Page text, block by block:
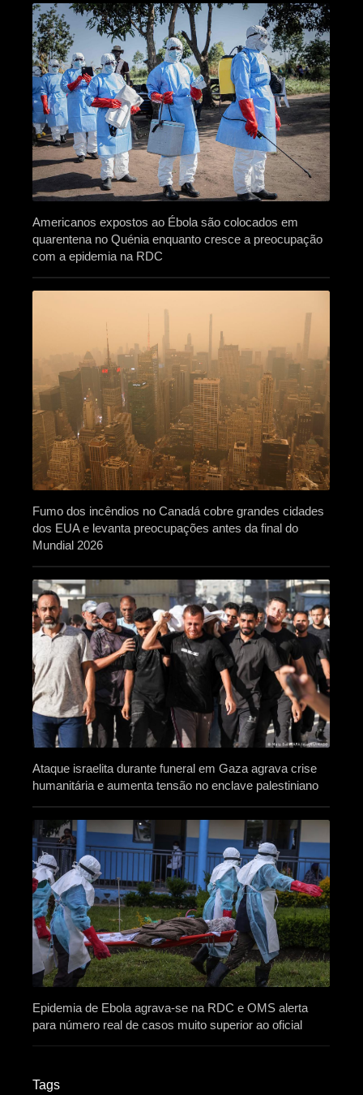
Americanos expostos ao Ébola são colocados em
quarentena no Quénia enquanto cresce a preocupação
com a epidemia na RDC
Fumo dos incêndios no Canadá cobre grandes cidades
dos EUA e levanta preocupações antes da final do
Mundial 2026
Ataque israelita durante funeral em Gaza agrava crise
humanitária e aumenta tensão no enclave palestiniano
Epidemia de Ebola agrava-se na RDC e OMS alerta
para número real de casos muito superior ao oficial
Tags